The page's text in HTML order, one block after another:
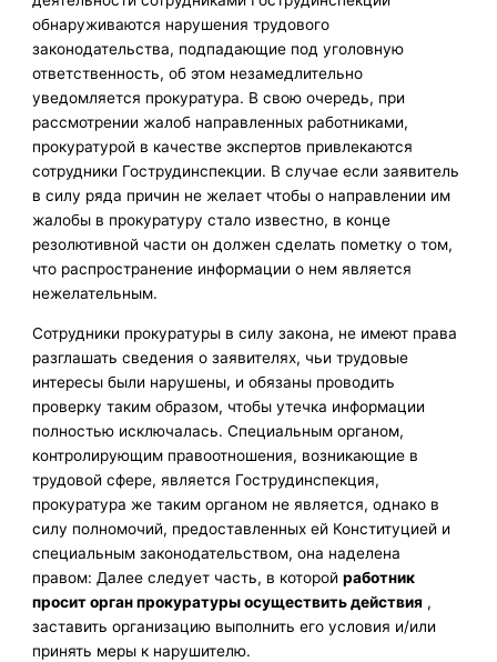
обнаруживаются нарушения трудового
законодательства, подпадающие под уголовную
ответственность, об этом незамедлительно
уведомляется прокуратура. В свою очередь, при
рассмотрении жалоб направленных работниками,
прокуратурой в качестве экспертов привлекаются
сотрудники Гострудинспекции. В случае если заявитель
в силу ряда причин не желает чтобы о направлении им
жалобы в прокуратуру стало известно, в конце
резолютивной части он должен сделать пометку о том,
что распространение информации о нем является
нежелательным.
Сотрудники прокуратуры в силу закона, не имеют права
разглашать сведения о заявителях, чьи трудовые
интересы были нарушены, и обязаны проводить
проверку таким образом, чтобы утечка информации
полностью исключалась. Специальным органом,
контролирующим правоотношения, возникающие в
трудовой сфере, является Гострудинспекция,
прокуратура же таким органом не является, однако в
силу полномочий, предоставленных ей Конституцией и
специальным законодательством, она наделена
правом: Далее следует часть, в которойработник
просит орган прокуратуры осуществить действия ,
заставить организацию выполнить его условия и/или
принять меры к нарушителю.